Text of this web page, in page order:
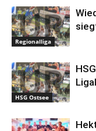
Regionalliga
HSG Ostsee